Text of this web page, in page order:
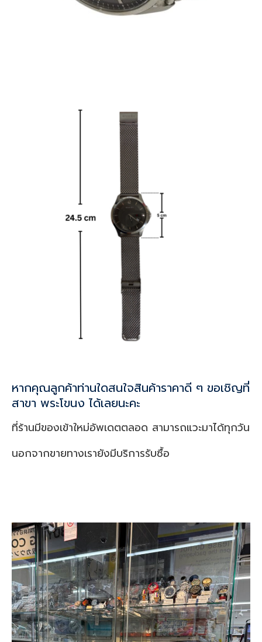
หากคุณลูกค้าท่านใดสนใจสินค้าราคาดี ๆ ขอเชิญที่
สาขา พระโขนง ได้เลยนะคะ
ที่ร้านมีของเข้าใหม่อัพเดตตลอด สามารถแวะมาได้ทุกวัน
นอกจากขายทางเรายังมีบริการรับซื้อ